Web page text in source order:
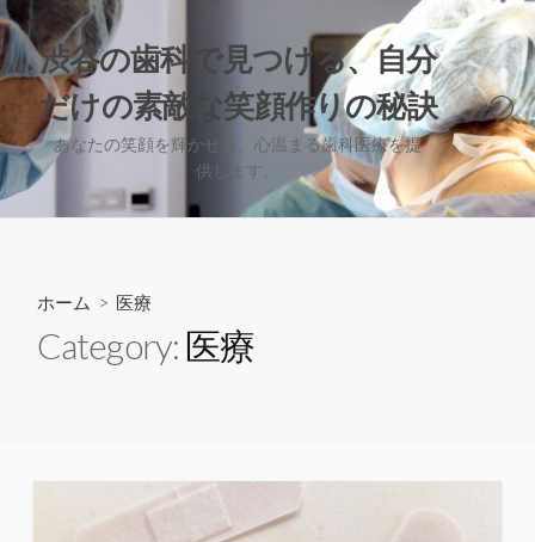
コ
ン
テ
ン
ツ
へ
ス
キ
渋谷の歯科で見つける、自分
だけの素敵な笑顔作りの秘訣
あなたの笑顔を輝かせる、心温まる歯科医療を提
供します。
検
索
切
り
替
ホーム > 医療
Category: 医療